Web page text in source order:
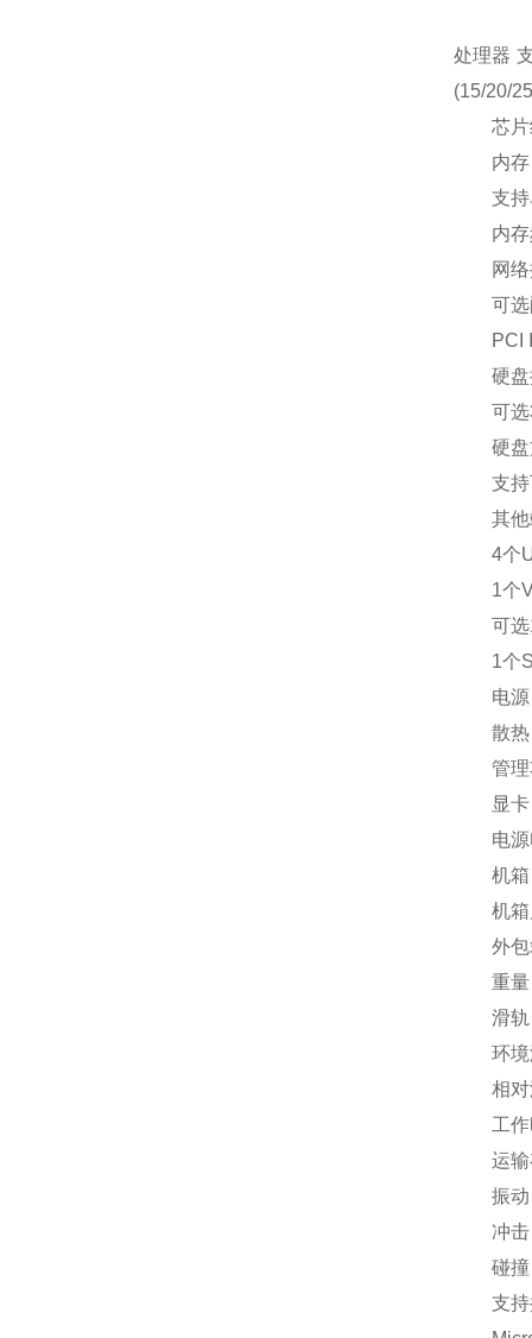
处理器
(15/20/
芯片
内存
支持单
内存频
网络控
可选配
PCI I/
硬盘控
可选
硬盘方
支持可
其他端
4个
1个
可选1
1个SD
电源
散热 3
管理功
显卡
电源电
机箱
机箱尺
外包箱
重量
滑轨
环境温
相对湿
工作
运输
振动
冲击
碰撞
支持操